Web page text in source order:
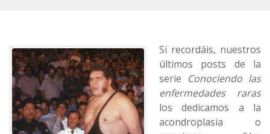
Si recordáis, nuestros
últimos posts de la
serie Conociendo las
enfermedades raras
los dedicamos a la
acondroplasia o